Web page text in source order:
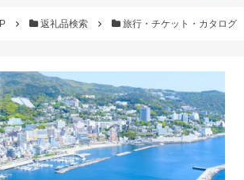
返礼品検索 旅行・チケット・カタログ